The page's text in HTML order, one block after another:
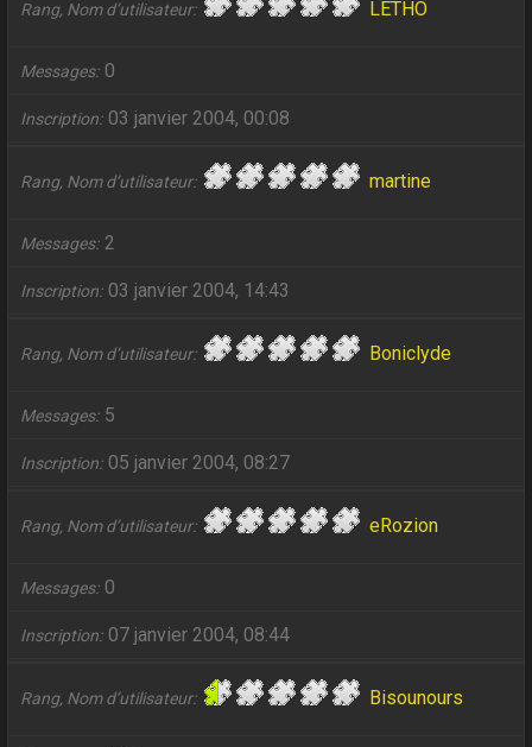
Rang, Nom d’utilisateur LETHO
Messages 0
Inscription 03 janvier 2004, 00:08
Rang, Nom d’utilisateur martine
Messages 2
Inscription 03 janvier 2004, 14:43
Rang, Nom d’utilisateur Boniclyde
Messages 5
Inscription 05 janvier 2004, 08:27
Rang, Nom d’utilisateur eRozion
Messages 0
Inscription 07 janvier 2004, 08:44
Rang, Nom d’utilisateur Bisounours